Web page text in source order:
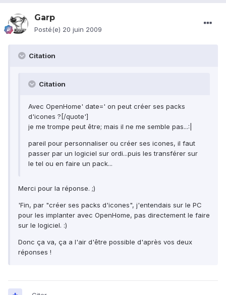
Garp
Posté(e) 20 juin 2009
Citation
Citation
Avec OpenHome' date=' on peut créer ses packs
d'icones ?[/quote']
je me trompe peut être; mais il ne me semble pas...:|
pareil pour personnaliser ou créer ses icones, il faut
passer par un logiciel sur ordi...puis les transférer sur
le tel ou en faire un pack...
Merci pour la réponse. ;)
'Fin, par "créer ses packs d'icones", j'entendais sur le PC
pour les implanter avec OpenHome, pas directement le faire
sur le logiciel. :)
Donc ça va, ça a l'air d'être possible d'après vos deux
réponses !